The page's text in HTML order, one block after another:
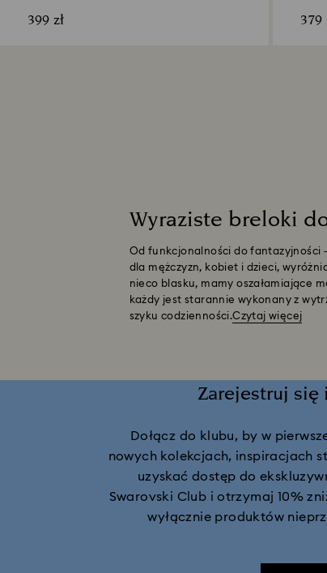
399 zł 379
Wyraziste breloki
Od funkcjonalności do fantazyjności
dla mężczyzn, kobiet i dzieci,
nieco blasku, mamy oszałamiające
każdy jest starannie wykonany z
szyku codzienności.Czytaj więcej
Zarejestruj się
Dołącz do klubu, by w
nowych kolekcjach, inspiracjach
uzyskać dostęp do
Swarovski Club i otrzymaj 10%
wyłącznie produktów